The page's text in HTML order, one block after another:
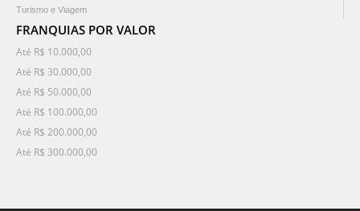
Turismo e Viagem
FRANQUIAS POR VALOR
Até R$ 10.000,00
Até R$ 30.000,00
Até R$ 50.000,00
Até R$ 100.000,00
Até R$ 200.000,00
Até R$ 300.000,00